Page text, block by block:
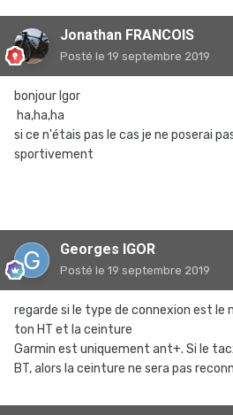
Jonathan FRANCOIS
Posté le 19 septembre 2019
bonjour Igor
ha,ha,ha
si ce n'étais pas le cas je ne poserai
sportivement
Georges IGOR
Posté le 19 septembre 2019
regarde si le type de connexion est le
ton HT et la ceinture
Garmin est uniquement ant+. Si le
BT, alors la ceinture ne sera pas